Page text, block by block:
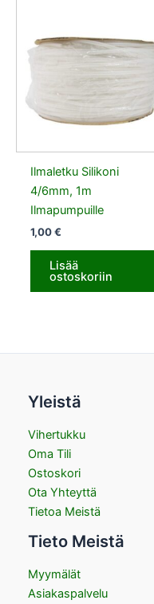
Ilmaletku Silikoni
4/6mm, 1m
Ilmapumpuille
1,00€
Lisää
ostoskoriin
Yleistä
Vihertukku
Oma Tili
Ostoskori
Ota Yhteyttä
Tietoa Meistä
Tieto Meistä
Myymälät
Asiakaspalvelu